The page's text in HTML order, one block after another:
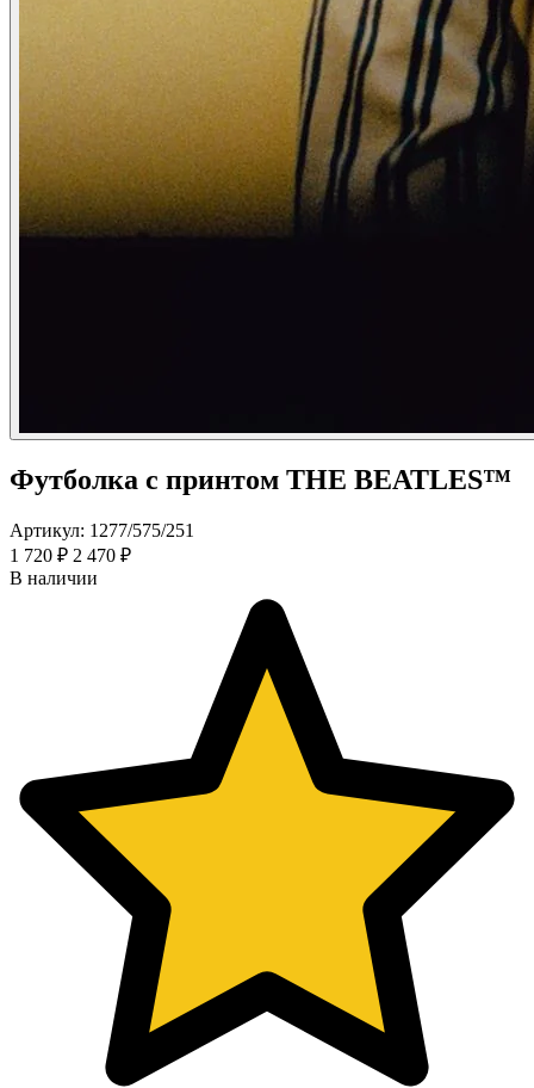
Футболка с принтом THE BEATLES™
Артикул: 1277/575/251
1 720 ₽ 2 470 ₽
В наличии